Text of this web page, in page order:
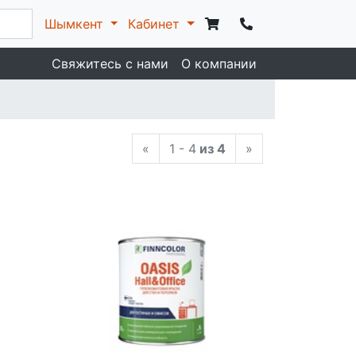
Шымкент Кабинет
Свяжитесь с нами О компании
« 1 - 4 из 4 »